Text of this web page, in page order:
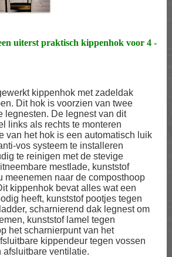
uiterst praktisch kippenhok voor 4 -
kippenhok met zadeldak
Dit hok is voorzien van twee
legnesten. De legnest van dit
links als rechts te monteren
van het hok is een automatisch luik
vos systeem te installeren
te reinigen met de stevige
mestlade, kunststof
meenemen naar de composthoop
kippenhok bevat alles wat een
heeft, kunststof pootjes tegen
scharnierend dak legnest om
kunststof lamel tegen
het scharnierpunt van het
kippendeur tegen vossen
afsluitbare ventilatie.